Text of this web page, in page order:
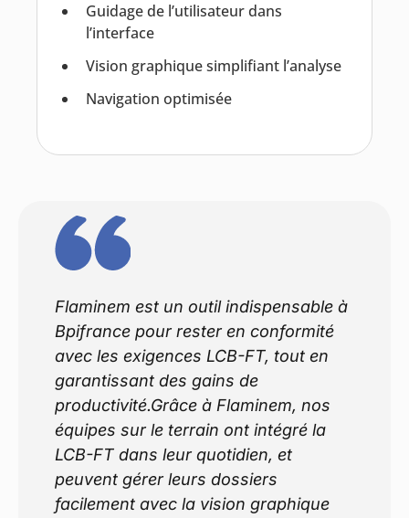
Guidage de l’utilisateur dans
l’interface
Vision graphique simplifiant l’analyse
Navigation optimisée
Flaminem est un outil indispensable à
Bpifrance pour rester en conformité
avec les exigences LCB-FT, tout en
garantissant des gains de
productivité.Grâce à Flaminem, nos
équipes sur le terrain ont intégré la
LCB-FT dans leur quotidien, et
peuvent gérer leurs dossiers
facilement avec la vision graphique